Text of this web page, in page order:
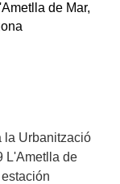
de Mar,
la Urbanització
L'Ametlla de